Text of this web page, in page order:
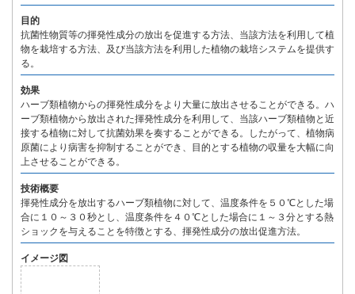
目的
抗菌性物質等の揮発性成分の放出を促進する方法、当該方法を利用して植
物を栽培する方法、及び当該方法を利用した植物の栽培システムを提供す
る。
効果
ハーブ類植物からの揮発性成分をより大量に放出させることができる。ハ
ーブ類植物から放出された揮発性成分を利用して、当該ハーブ類植物と近
接する植物に対して抗菌効果を奏することができる。したがって、植物病
原菌により病害を抑制することができ、目的とする植物の収量を大幅に向
上させることができる。
技術概要
揮発性成分を放出するハーブ類植物に対して、温度条件を５０℃とした場
合に１０～３０秒とし、温度条件を４０℃とした場合に１～３分とする熱
ショックを与えることを特徴とする、揮発性成分の放出促進方法。
イメージ図